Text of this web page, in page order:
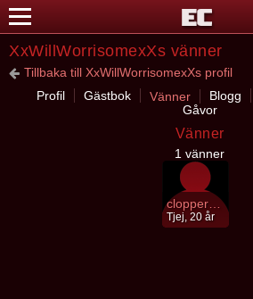
XxWillWorrisomexXs vänner
Tillbaka till XxWillWorrisomexXs profil
Profil
Gästbok Vänner Blogg
Gåvor
Vänner
1 vänner
clopperchud
Tjej, 20 år